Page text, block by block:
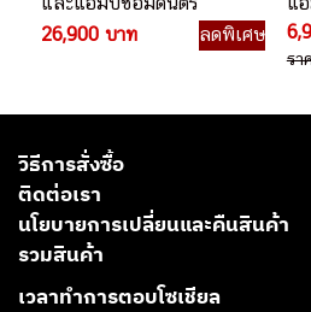
อัจฉริยะแบบ All-in-one
26,900 บาท ลดพิเศษ
รา
วิธีการสั่งซื้อ
ติดต่อเรา
นโยบายการเปลี่ยนและคืนสินค้า
รวมสินค้า
เวลาทำการตอบโซเชียล